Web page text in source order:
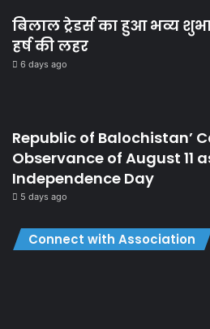
बिलाल ट्रेडर्स का हुआ भव्य
हर्ष की लहर
6 days ago
Republic of Balochistan’
Observance of August 11
Independence Day
5 days ago
Connect with Association